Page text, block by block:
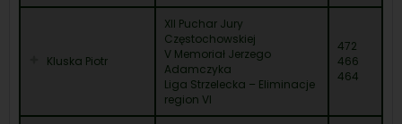
Kluska Piotr
XII Puchar Jury
Częstochowskiej
V Memoriał Jerzego
Adamczyka
Liga Strzelecka – Eliminacje
region VI
472
466
464